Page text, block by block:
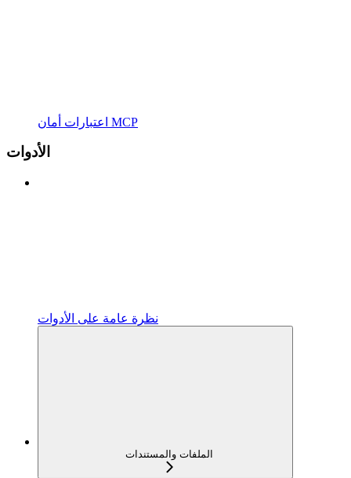
اعتبارات أمان MCP
الأدوات
نظرة عامة على الأدوات
الملفات والمستندات